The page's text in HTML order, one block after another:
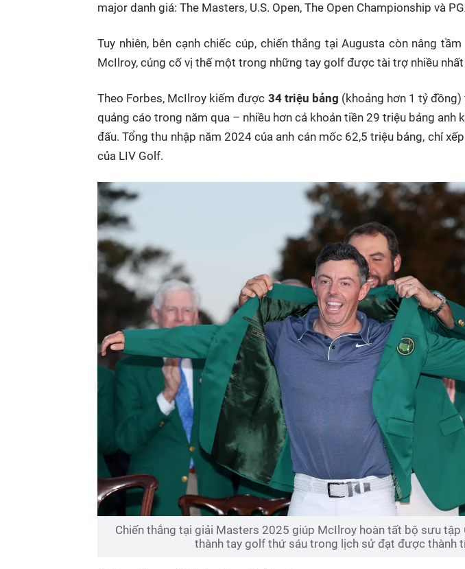
major danh giá: The Masters, U.S. Open, The Open Championship và
Tuy nhiên, bên cạnh chiếc cúp, chiến thắng tại Augusta còn nâng
McIlroy, củng cố vị thế một trong những tay golf được tài trợ nhiều nhất
Theo Forbes, McIlroy kiếm được 34 triệu bảng (khoảng hơn 1 tỷ
quảng cáo trong năm qua – nhiều hơn cả khoản tiền 29 triệu bảng anh
đấu. Tổng thu nhập năm 2024 của anh cán mốc 62,5 triệu bảng, chỉ
của LIV Golf.
Chiến thắng tại giải Masters 2025 giúp McIlroy hoàn tất bộ sưu tập
thành tay golf thứ sáu trong lịch sử đạt được thành